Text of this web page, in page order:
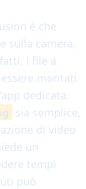
è che
sulla camera,
i file a
montati
dedicata.
sia semplice,
di video
un
tempi
può